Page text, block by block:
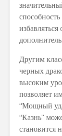
Другим
черных
высоким
позволяет
“Мощный
“Казнь”
становится